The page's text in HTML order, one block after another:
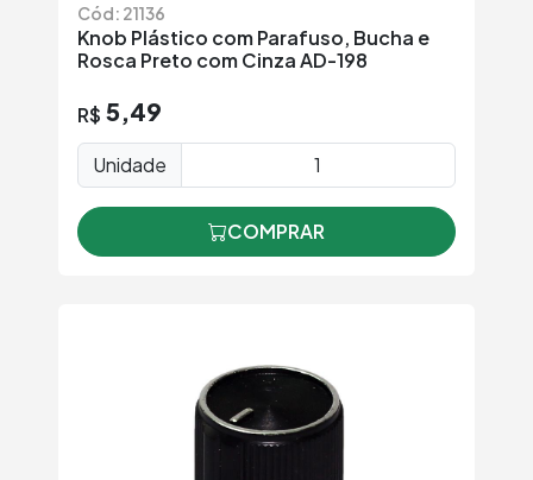
Cód: 21136
Knob Plástico com Parafuso, Bucha e
Rosca Preto com Cinza AD-198
R$ 5,49
Unidade
COMPRAR